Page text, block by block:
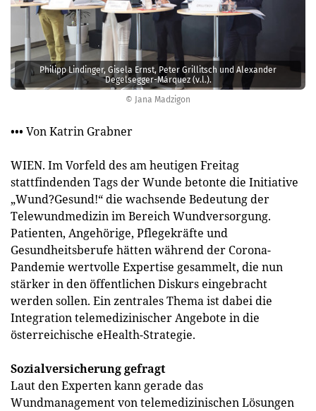
© Jana Madzigon
Philipp Lindinger, Gisela Ernst, Peter Grillitsch und Alexander
Degelsegger-Márquez (v.l.).
••• Von Katrin Grabner
WIEN. Im Vorfeld des am heutigen Freitag
stattfindenden Tags der Wunde betonte die Initiative
„Wund?Gesund!“ die wachsende Bedeutung der
Telewundmedizin im Bereich Wundversorgung.
Patienten, Angehörige, Pflegekräfte und
Gesundheitsberufe hätten während der Corona-
Pandemie wertvolle Expertise gesammelt, die nun
stärker in den öffentlichen Diskurs eingebracht
werden sollen. Ein zentrales Thema ist dabei die
Integration telemedizinischer Angebote in die
österreichische eHealth-Strategie.
Sozialversicherung gefragt
Laut den Experten kann gerade das
Wundmanagement von telemedizinischen Lösungen